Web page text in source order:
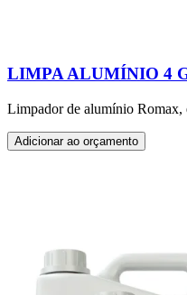
LIMPA ALUMÍNIO 4
Limpador de alumínio Romax,
Adicionar ao orçamento